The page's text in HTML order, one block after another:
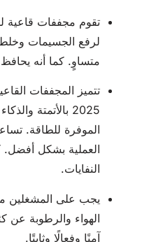
تقوم مجففات قاعية
لرفع الجسيمات
متساوٍ. كما أنه
تتميز المجففات
2025 بالأتمتة
الموفرة للطاقة.
العملية بشكل أفضل.
النفايات.
يجب على المشغلين
الهواء والرطوبة
آمنًا وفعالًا وثابتًا.